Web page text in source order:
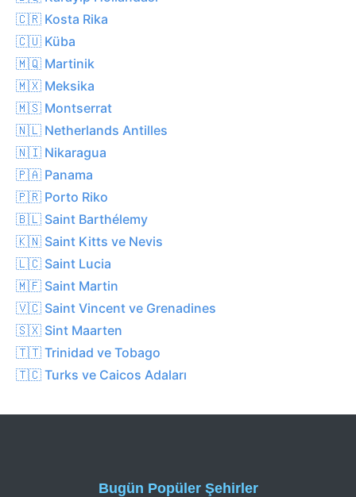
🇨🇷 Kosta Rika
🇨🇺 Küba
🇲🇶 Martinik
🇲🇽 Meksika
🇲🇸 Montserrat
🇳🇱 Netherlands Antilles
🇳🇮 Nikaragua
🇵🇦 Panama
🇵🇷 Porto Riko
🇧🇱 Saint Barthélemy
🇰🇳 Saint Kitts ve Nevis
🇱🇨 Saint Lucia
🇲🇫 Saint Martin
🇻🇨 Saint Vincent ve Grenadines
🇸🇽 Sint Maarten
🇹🇹 Trinidad ve Tobago
🇹🇨 Turks ve Caicos Adaları
Bugün Popüler Şehirler